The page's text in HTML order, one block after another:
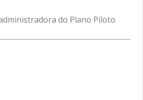
do Plano Piloto